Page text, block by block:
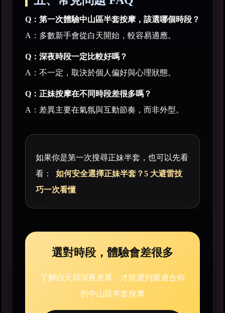
Q：第一次體驗中山區半套按摩，該選哪個時段？
A：多數新手會從白天開始，較容易適應。
Q：深夜時段一定比較好嗎？
A：不一定，取決於個人偏好與心理狀態。
Q：正妹按摩在不同時段差很多嗎？
A：差異主要在氣氛與互動節奏，而非外型。
如果你是第一次搜尋正妹半套，也可以先看
看： 如何安全選擇正妹半套？5 大避雷技
巧一次看懂
選對時段，體驗會差很多
了解白天與深夜差異，才能選到最適合你
的中山區半套按摩